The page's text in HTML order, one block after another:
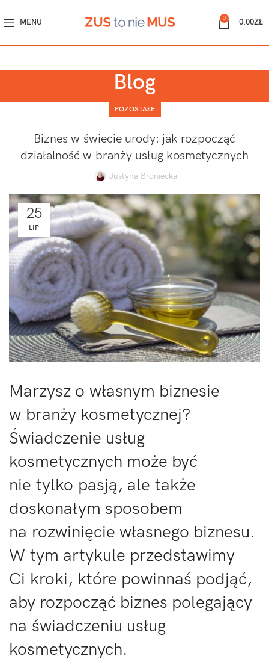
MENU 0 0.00ZŁ
Blog
POZOSTAŁE
Biznes w świecie urody: jak rozpocząć
działalność w branży usług kosmetycznych
Justyna Broniecka
25
LIP
Marzysz o własnym biznesie
w branży kosmetycznej?
Świadczenie usług
kosmetycznych może być
nie tylko pasją, ale także
doskonałym sposobem
na rozwinięcie własnego biznesu.
W tym artykule przedstawimy
Ci kroki, które powinnaś podjąć,
aby rozpocząć biznes polegający
na świadczeniu usług
kosmetycznych.